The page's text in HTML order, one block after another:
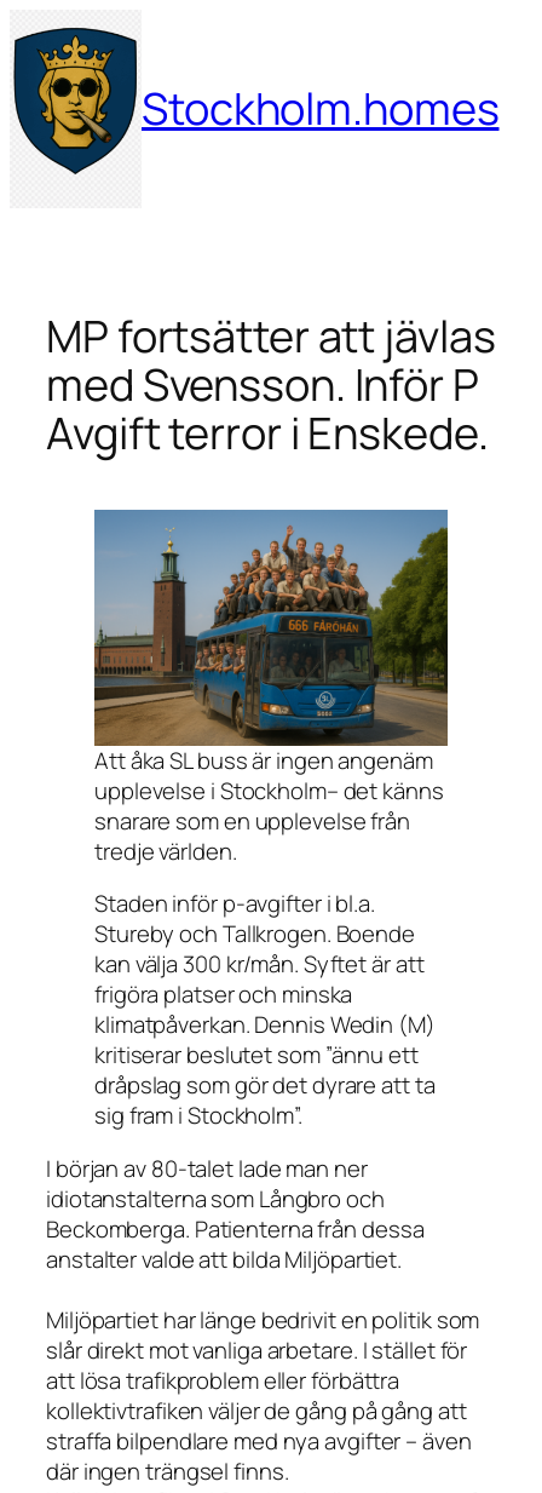
Hoppa
till
innehåll
Stockholm.homes
MP fortsätter att jävlas
med Svensson. Inför P
Avgift terror i Enskede.
Att åka SL buss är ingen angenäm
upplevelse i Stockholm– det känns
snarare som en upplevelse från
tredje världen.
Staden inför p-avgifter i bl.a.
Stureby och Tallkrogen. Boende
kan välja 300 kr/mån. Syftet är att
frigöra platser och minska
klimatpåverkan. Dennis Wedin (M)
kritiserar beslutet som ”ännu ett
dråpslag som gör det dyrare att ta
sig fram i Stockholm”.
I början av 80-talet lade man ner
idiotanstalterna som Långbro och
Beckomberga. Patienterna från dessa
anstalter valde att bilda Miljöpartiet.
Miljöpartiet har länge bedrivit en politik som
slår direkt mot vanliga arbetare. I stället för
att lösa trafikproblem eller förbättra
kollektivtrafiken väljer de gång på gång att
straffa bilpendlare med nya avgifter – även
där ingen trängsel finns.